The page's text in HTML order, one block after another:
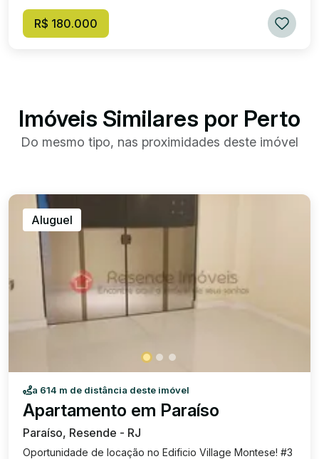
R$ 180.000
Imóveis Similares por Perto
Do mesmo tipo, nas proximidades deste imóvel
Aluguel
a 614 m de distância deste imóvel
Apartamento em Paraíso
Paraíso, Resende - RJ
Oportunidade de locação no Edificio Village Montese! #3